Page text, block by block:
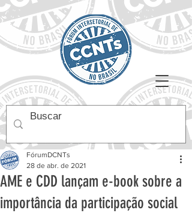
AME e CDD lançam e-book sobre a
importância da participação social
FórumDCNTs
28 de abr. de 2021